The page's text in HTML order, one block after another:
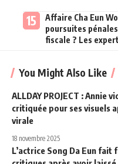
Affaire Cha Eun
poursuites
fiscale ? Les
You Might Also Like
ALLDAY PROJECT : Annie
critiquée pour ses visuels
virale
18 novembre 2025
L’actrice Song Da Eun fait